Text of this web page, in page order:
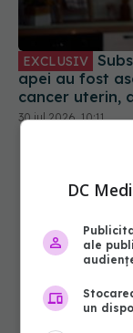
apei au fost
cancer uterin,
30 iul 2026, 10:11
DC
ale
un